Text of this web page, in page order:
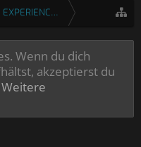
Wenn du dich
akzeptierst du
Weitere